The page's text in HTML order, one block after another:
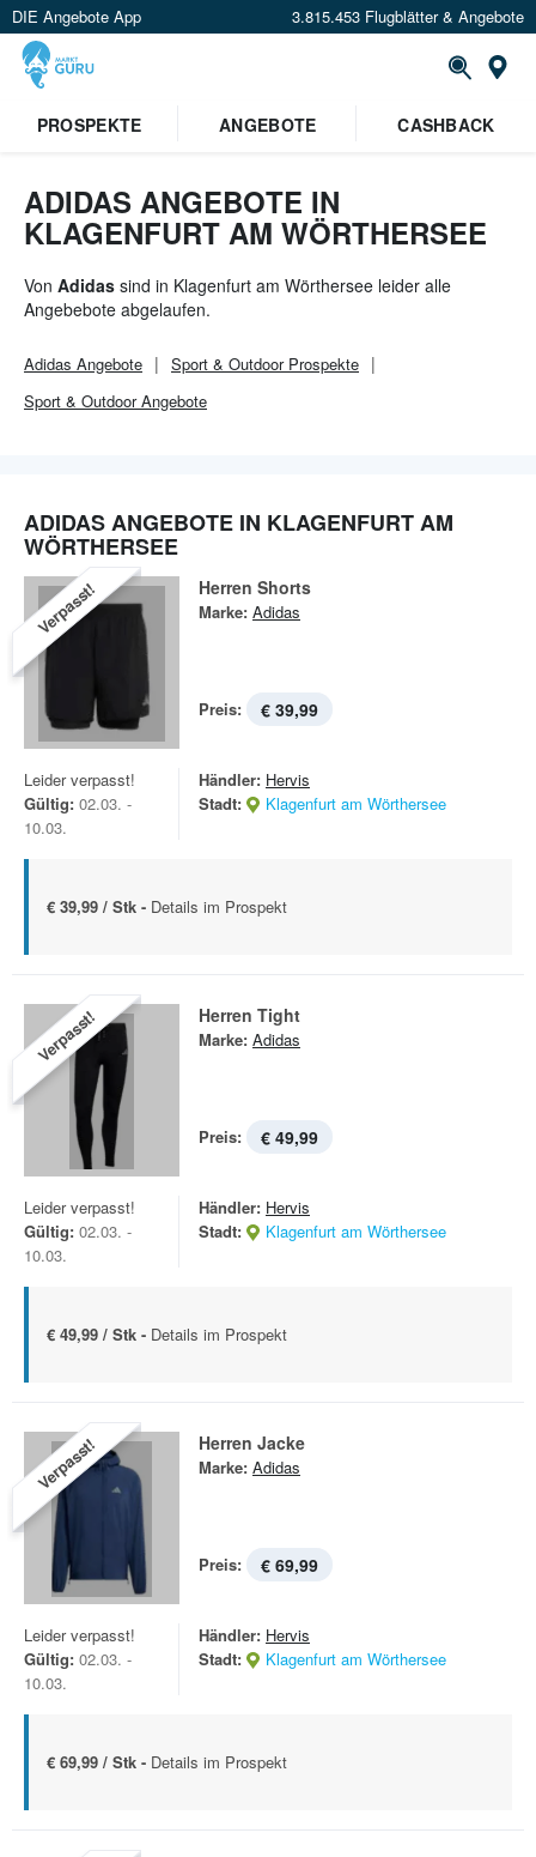
DIE Angebote App 3.815.453 Flugblätter & Angebote
PROSPEKTE
ANGEBOTE CASHBACK
ADIDAS ANGEBOTE IN
KLAGENFURT AM WÖRTHERSEE
Von Adidas sind in Klagenfurt am Wörthersee leider alle
Angebebote abgelaufen.
Adidas Angebote Sport & OutdoorProspekte
Sport & OutdoorAngebote
ADIDAS ANGEBOTE IN KLAGENFURT AM
WÖRTHERSEE
Verpasst! Herren Shorts
Marke: Adidas
Preis: € 39,99
Leider verpasst!
Gültig: 02.03. -
10.03.
Händler: Hervis
Stadt:
Klagenfurt am Wörthersee
€ 39,99 / Stk - Details im Prospekt
Verpasst! Herren Tight
Marke: Adidas
Preis: € 49,99
Leider verpasst!
Gültig: 02.03. -
10.03.
Händler: Hervis
Stadt:
Klagenfurt am Wörthersee
€ 49,99 / Stk - Details im Prospekt
Verpasst! Herren Jacke
Marke: Adidas
Preis: € 69,99
Leider verpasst!
Gültig: 02.03. -
10.03.
Händler: Hervis
Stadt:
Klagenfurt am Wörthersee
€ 69,99 / Stk - Details im Prospekt